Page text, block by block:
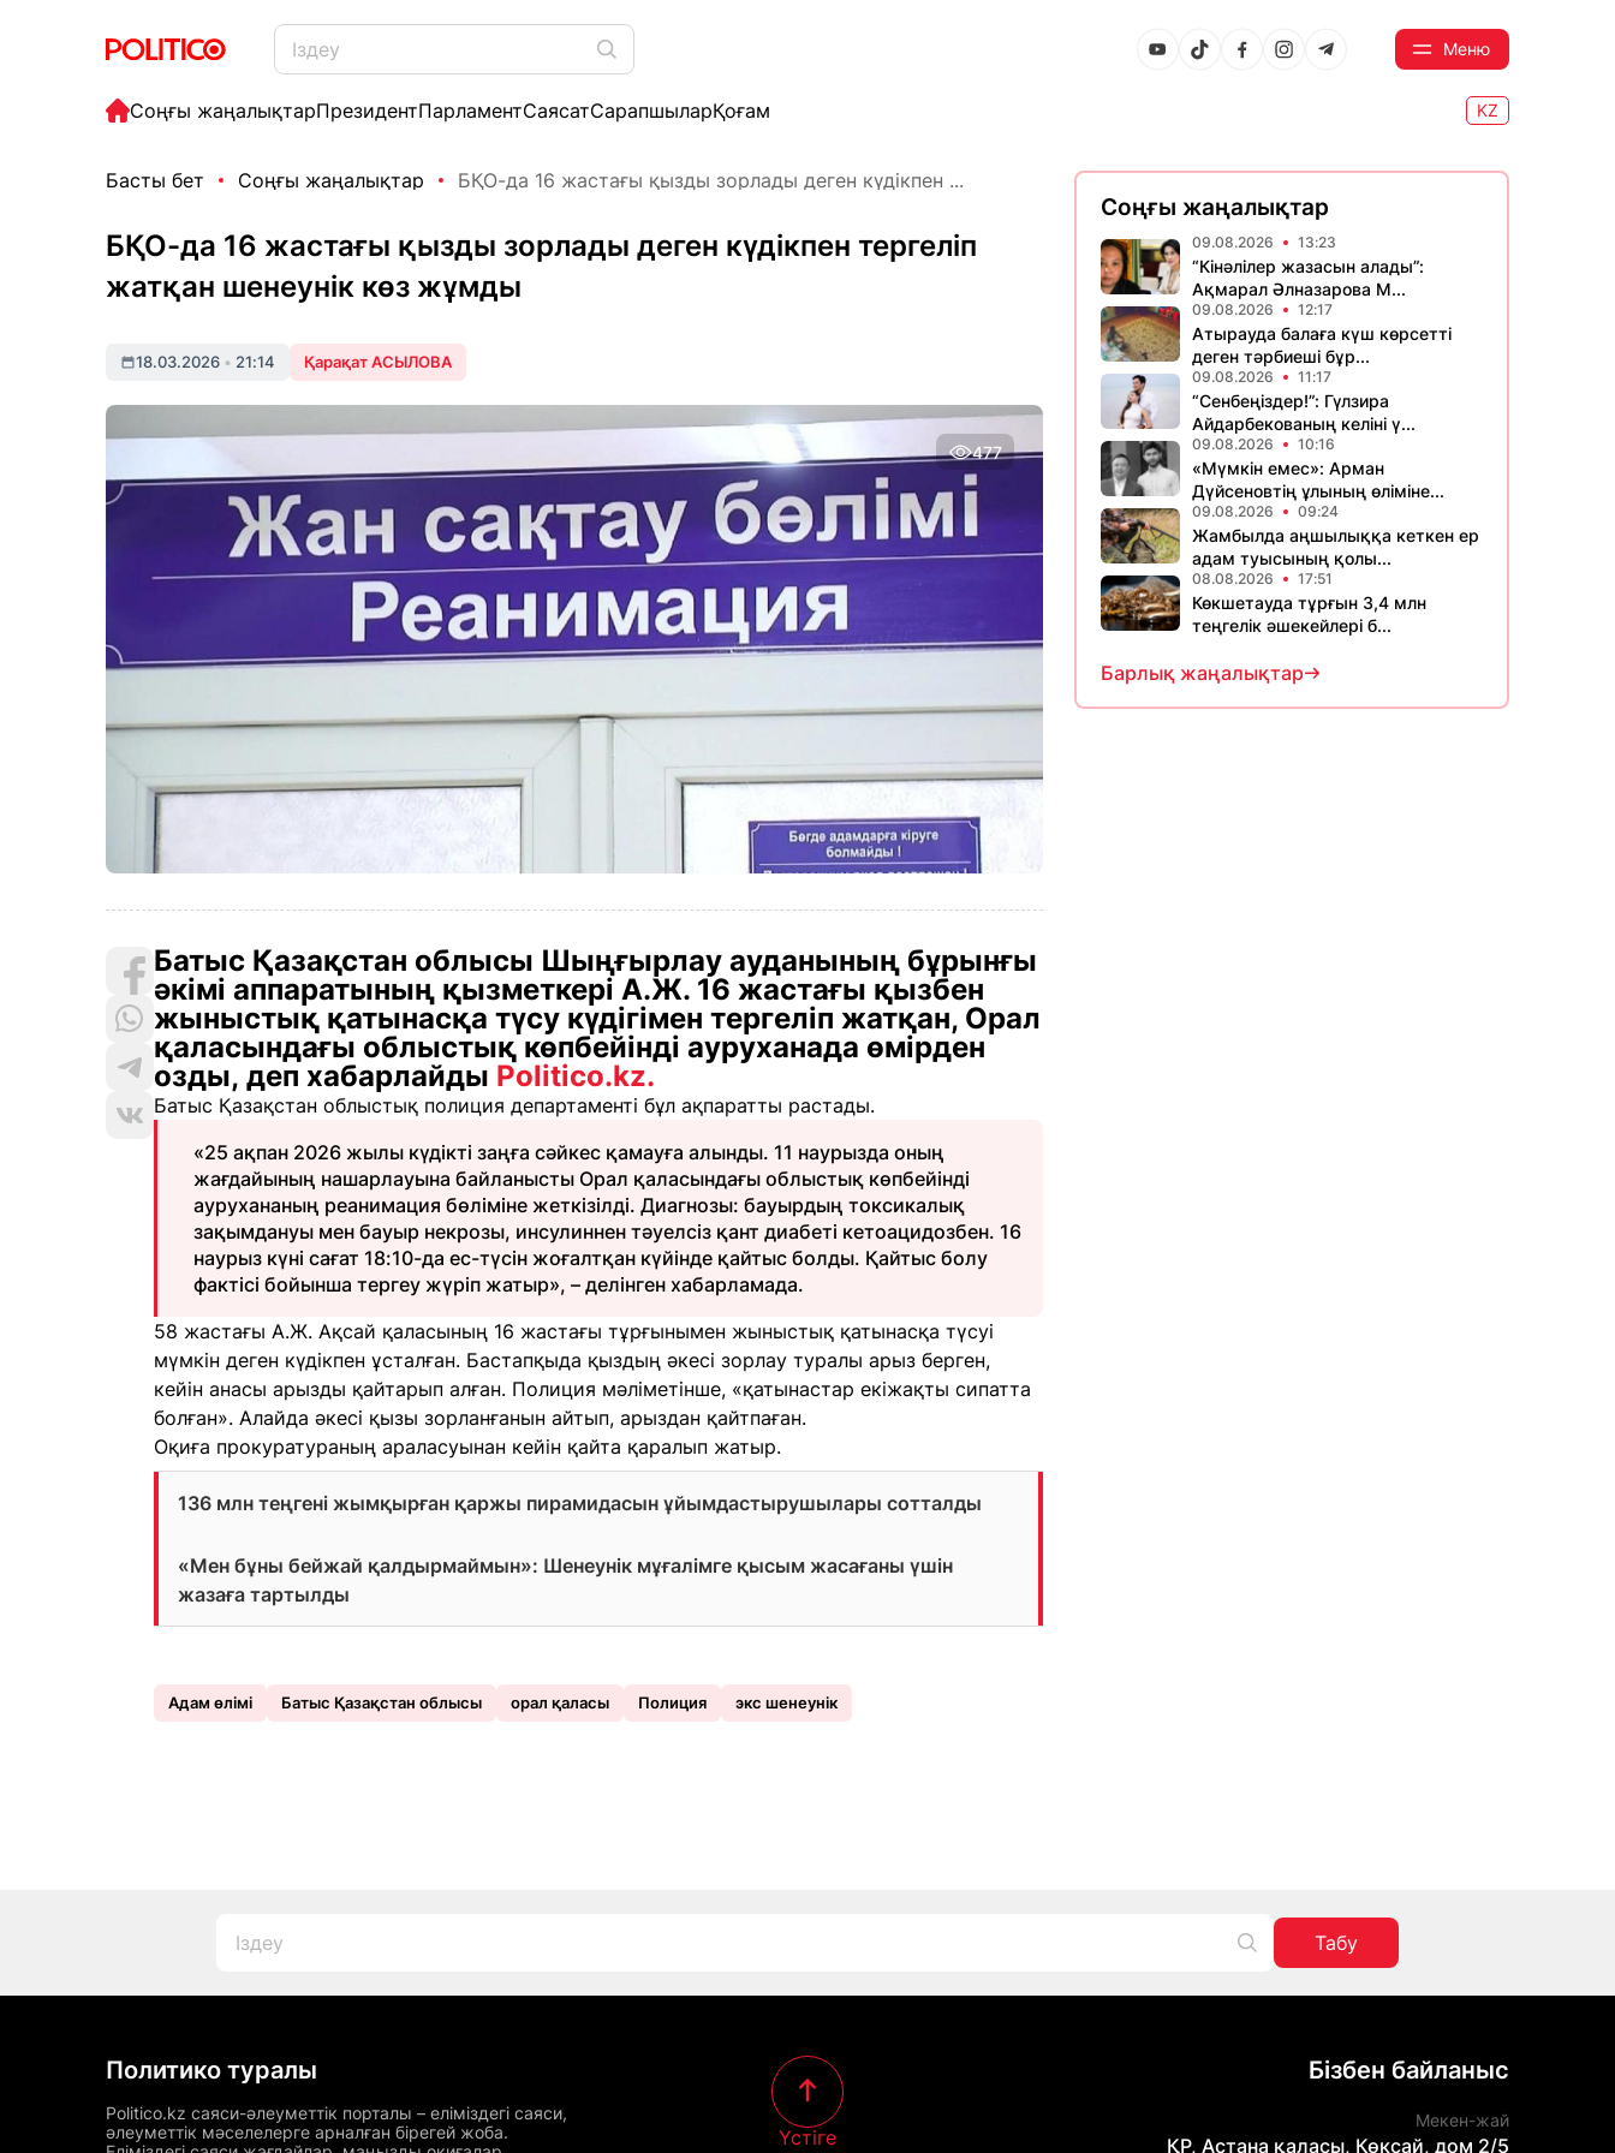
Меню
Соңғы жаңалықтарПрезидентПарламентСаясатСарапшыларҚоғам KZ
Басты бет Соңғы жаңалықтар БҚО-да 16 жастағы қызды зорлады деген күдікпен ...
БҚО-да 16 жастағы қызды зорлады деген күдікпен тергеліп
жатқан шенеунік көз жұмды
18.03.2026 • 21:14 Қарақат АСЫЛОВА
477
Батыс Қазақстан облысы Шыңғырлау ауданының бұрынғы
әкімі аппаратының қызметкері А.Ж. 16 жастағы қызбен
жыныстық қатынасқа түсу күдігімен тергеліп жатқан, Орал
қаласындағы облыстық көпбейінді ауруханада өмірден
озды, деп хабарлайды Politico.kz.
Батыс Қазақстан облыстық полиция департаменті бұл ақпаратты растады.
«25 ақпан 2026 жылы күдікті заңға сәйкес қамауға алынды. 11 наурызда оның
жағдайының нашарлауына байланысты Орал қаласындағы облыстық көпбейінді
аурухананың реанимация бөліміне жеткізілді. Диагнозы: бауырдың токсикалық
зақымдануы мен бауыр некрозы, инсулиннен тәуелсіз қант диабеті кетоацидозбен. 16
наурыз күні сағат 18:10-да ес-түсін жоғалтқан күйінде қайтыс болды. Қайтыс болу
фактісі бойынша тергеу жүріп жатыр», – делінген хабарламада.
58 жастағы А.Ж. Ақсай қаласының 16 жастағы тұрғынымен жыныстық қатынасқа түсуі
мүмкін деген күдікпен ұсталған. Бастапқыда қыздың әкесі зорлау туралы арыз берген,
кейін анасы арызды қайтарып алған. Полиция мәліметінше, «қатынастар екіжақты сипатта
болған». Алайда әкесі қызы зорланғанын айтып, арыздан қайтпаған.
Оқиға прокуратураның араласуынан кейін қайта қаралып жатыр.
136 млн теңгені жымқырған қаржы пирамидасын ұйымдастырушылары сотталды
«Мен бұны бейжай қалдырмаймын»: Шенеунік мұғалімге қысым жасағаны үшін
жазаға тартылды
Адам өлімі Батыс Қазақстан облысы орал қаласы Полиция экс шенеунік
Соңғы жаңалықтар
09.08.2026 13:23
“Кінәлілер жазасын алады”:
Ақмарал Әлназарова М...
09.08.2026 12:17
Атырауда балаға күш көрсетті
деген тәрбиеші бұр...
09.08.2026 11:17
“Сенбеңіздер!”: Гүлзира
Айдарбекованың келіні ү...
09.08.2026 10:16
«Мүмкін емес»: Арман
Дүйсеновтің ұлының өліміне...
09.08.2026 09:24
Жамбылда аңшылыққа кеткен ер
адам туысының қолы...
08.08.2026 17:51
Көкшетауда тұрғын 3,4 млн
теңгелік әшекейлері б...
Барлық жаңалықтар
Табу
Политико туралы
Politico.kz саяси-әлеуметтік порталы – еліміздегі саяси,
әлеуметтік мәселелерге арналған бірегей жоба.
Үстіге
Бізбен байланыс
Мекен-жай
ҚР, Астана қаласы, Көксай, дом 2/5